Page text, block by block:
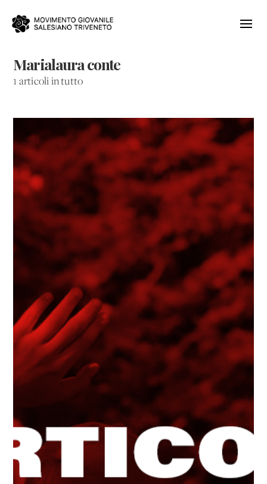
Marialaura conte
1 articoli in tutto